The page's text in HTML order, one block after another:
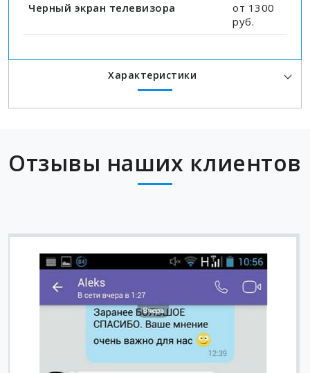
Черный экран телевизора
от 1300
руб.
Характеристики
Отзывы наших клиентов